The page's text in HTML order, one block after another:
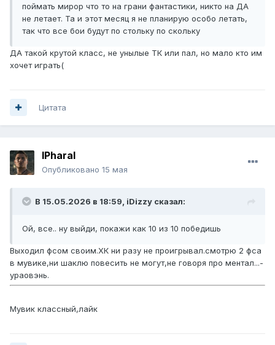
поймать мирор что то на грани фантастики, никто на ДА
не летает. Та и этот месяц я не планирую особо летать,
так что все бои будут по стольку по скольку
ДА такой крутой класс, не унылые ТК или пал, но мало кто им
хочет играть(
Цитата
lPharal
Опубликовано 15 мая
В 15.05.2026 в 18:59, iDizzy сказал:
Ой, все.. ну выйди, покажи как 10 из 10 победишь
Выходил фсом своим.ХК ни разу не проигрывал.смотрю 2 фса
в мувике,ни шаклю повесить не могут,не говоря про ментал...-
ураовэнь.
Мувик классный,лайк